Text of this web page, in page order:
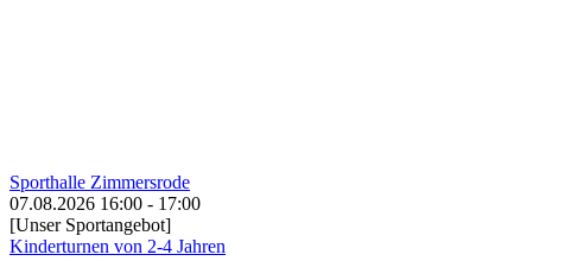
Sporthalle Zimmersrode
07.08.2026 16:00 - 17:00
[Unser Sportangebot]
Kinderturnen von 2-4 Jahren